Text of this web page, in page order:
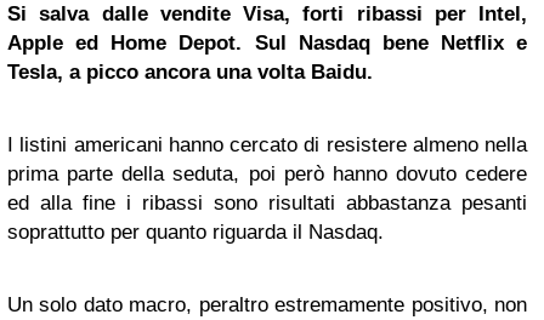
Si salva dalle vendite Visa, forti ribassi per Intel,
Apple ed Home Depot. Sul Nasdaq bene Netflix e
Tesla, a picco ancora una volta Baidu.
I listini americani hanno cercato di resistere almeno nella
prima parte della seduta, poi però hanno dovuto cedere
ed alla fine i ribassi sono risultati abbastanza pesanti
soprattutto per quanto riguarda il Nasdaq.
Un solo dato macro, peraltro estremamente positivo, non